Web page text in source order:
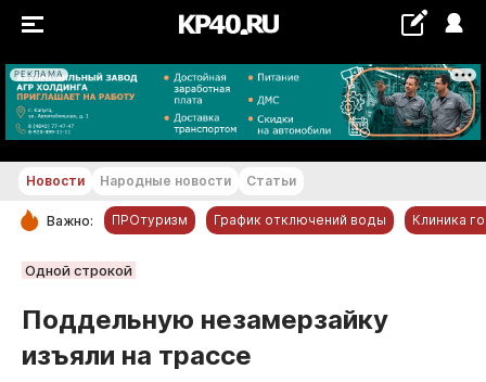
РЕКЛАМА
+18...+19 °С
РУБРИКИ
Новости компаний
Статьи
Новости Народные новости Статьи
Важно: ПРОтуризм График отключений воды Клиника
Одной строкой
Поддельную незамерзайку
изъяли на трассе